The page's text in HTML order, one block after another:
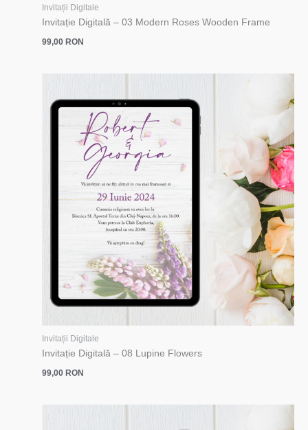
Invitații Digitale
Invitație Digitală – 03 Modern Roses Wooden Frame
99,00RON
Invitații Digitale
Invitație Digitală – 08 Lupine Flowers
99,00RON